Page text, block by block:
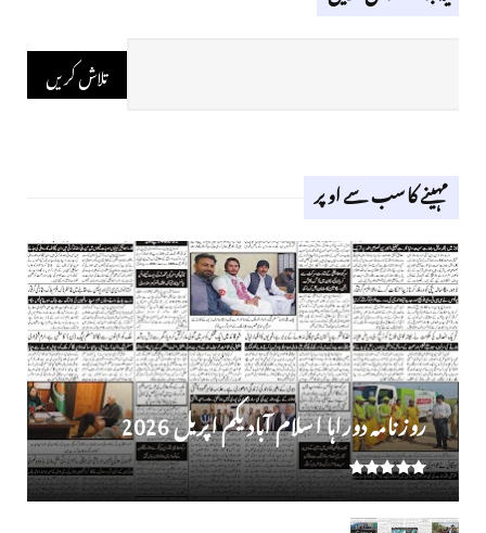
مہینے کا سب سے اوپر
روز نامہ دوراہا اسلام آباد یکم اپریل 2026